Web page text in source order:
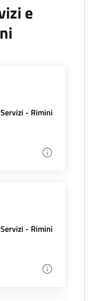
e
- Rimini
- Rimini